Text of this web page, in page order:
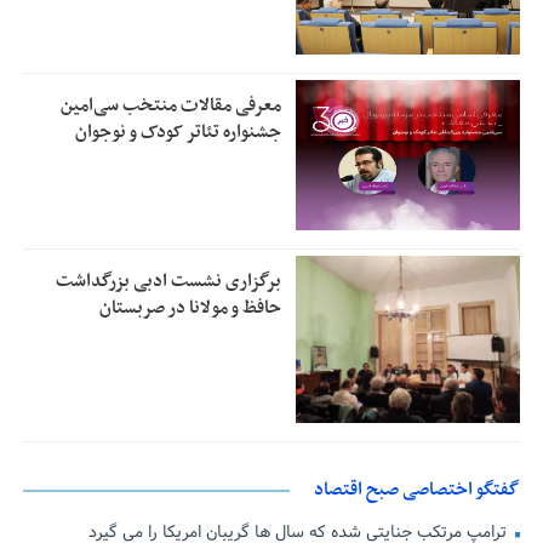
معرفی مقالات منتخب سی‌امین
جشنواره تئاتر کودک و نوجوان
برگزاری نشست ادبی بزرگداشت
حافظ و مولانا در صربستان
گفتگو اختصاصی صبح اقتصاد
ترامپ مرتکب جنایتی شده که سال ها گریبان امریکا را می گیرد